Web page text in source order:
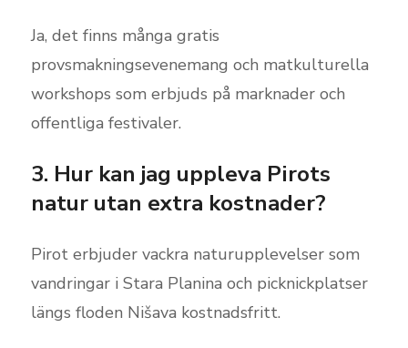
Ja, det finns många gratis
provsmakningsevenemang och matkulturella
workshops som erbjuds på marknader och
offentliga festivaler.
3. Hur kan jag uppleva Pirots
natur utan extra kostnader?
Pirot erbjuder vackra naturupplevelser som
vandringar i Stara Planina och picknickplatser
längs floden Nišava kostnadsfritt.